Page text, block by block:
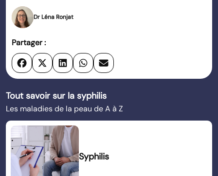
Dr Léna Ronjat
Partager :
Tout savoir sur la syphilis
Les maladies de la peau de A à Z
Syphilis